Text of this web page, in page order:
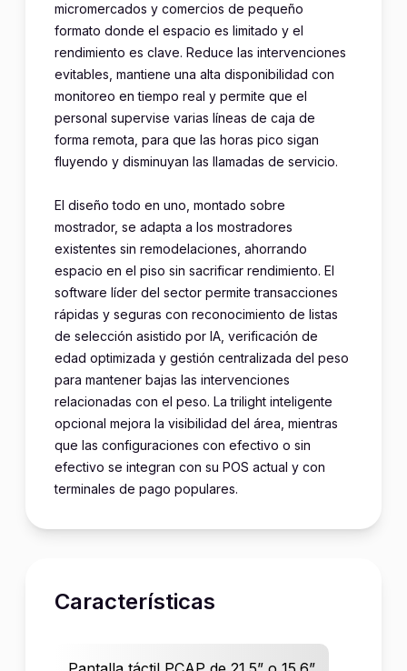
micromercados y comercios de pequeño
formato donde el espacio es limitado y el
rendimiento es clave. Reduce las intervenciones
evitables, mantiene una alta disponibilidad con
monitoreo en tiempo real y permite que el
personal supervise varias líneas de caja de
forma remota, para que las horas pico sigan
fluyendo y disminuyan las llamadas de servicio.
El diseño todo en uno, montado sobre
mostrador, se adapta a los mostradores
existentes sin remodelaciones, ahorrando
espacio en el piso sin sacrificar rendimiento. El
software líder del sector permite transacciones
rápidas y seguras con reconocimiento de listas
de selección asistido por IA, verificación de
edad optimizada y gestión centralizada del peso
para mantener bajas las intervenciones
relacionadas con el peso. La trilight inteligente
opcional mejora la visibilidad del área, mientras
que las configuraciones con efectivo o sin
efectivo se integran con su POS actual y con
terminales de pago populares.
Características